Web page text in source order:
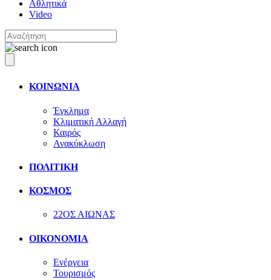
Αθλητικά
Video
ΚΟΙΝΩΝΙΑ
Έγκλημα
Κλιματική Αλλαγή
Καιρός
Ανακύκλωση
ΠΟΛΙΤΙΚΗ
ΚΟΣΜΟΣ
22ΟΣ ΑΙΩΝΑΣ
ΟΙΚΟΝΟΜΙΑ
Ενέργεια
Τουρισμός